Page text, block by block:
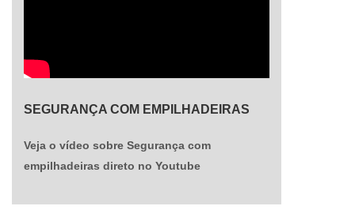
SEGURANÇA COM EMPILHADEIRAS
Veja o vídeo sobre Segurança com
empilhadeiras direto no Youtube